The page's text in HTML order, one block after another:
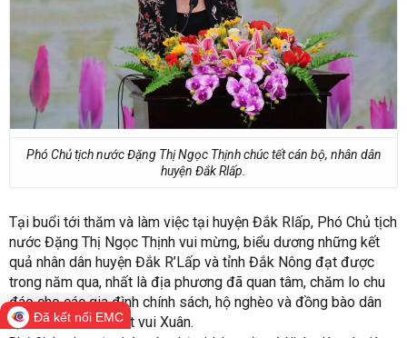
Phó Chủ tịch nước Đặng Thị Ngọc Thịnh chúc tết cán bộ, nhân dân
huyện Đắk Rlấp.
Tại buổi tới thăm và làm việc tại huyện Đắk Rlấp, Phó Chủ tịch
nước Đặng Thị Ngọc Thịnh vui mừng, biểu dương những kết
quả nhân dân huyện Đắk R’Lấp và tỉnh Đắk Nông đạt được
trong năm qua, nhất là địa phương đã quan tâm, chăm lo chu
đáo cho các gia đình chính sách, hộ nghèo và đồng bào dân
tộc thiểu số đón Tết vui Xuân.
Đã kết nối EMC